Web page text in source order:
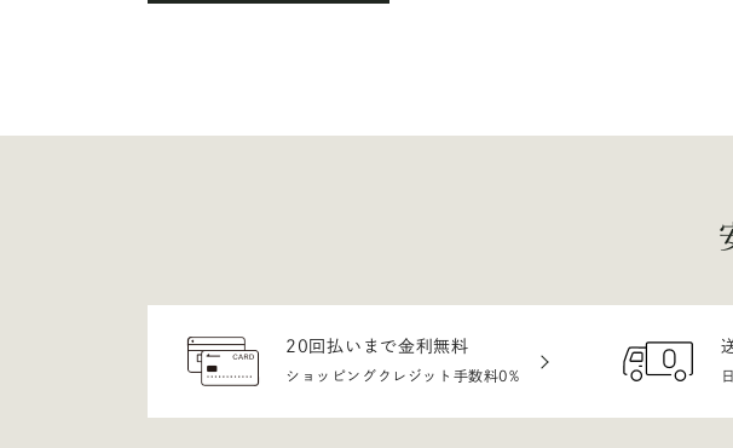
20回払いまで金利無料
ショッピングクレジット手数料0%